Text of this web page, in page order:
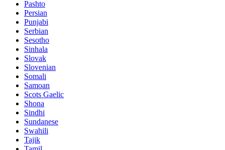
Pashto
Persian
Punjabi
Serbian
Sesotho
Sinhala
Slovak
Slovenian
Somali
Samoan
Scots Gaelic
Shona
Sindhi
Sundanese
Swahili
Tajik